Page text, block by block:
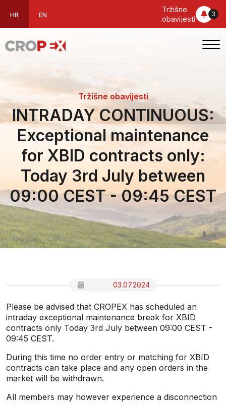
3
Tržišne
obavijesti
HR EN
Tržišne obavijesti
INTRADAY CONTINUOUS:
Exceptional maintenance
for XBID contracts only:
Today 3rd July between
09:00 CEST - 09:45 CEST
03.07.2024
Please be advised that CROPEX has scheduled an
intraday exceptional maintenance break for XBID
contracts only Today 3rd July between 09:00 CEST -
09:45 CEST.
During this time no order entry or matching for XBID
contracts can take place and any open orders in the
market will be withdrawn.
All members may however experience a disconnection